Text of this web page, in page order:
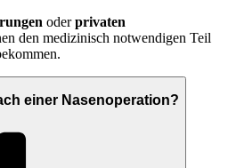
oderprivaten
den medizinisch notwendigen Teil
einer Nasenoperation?